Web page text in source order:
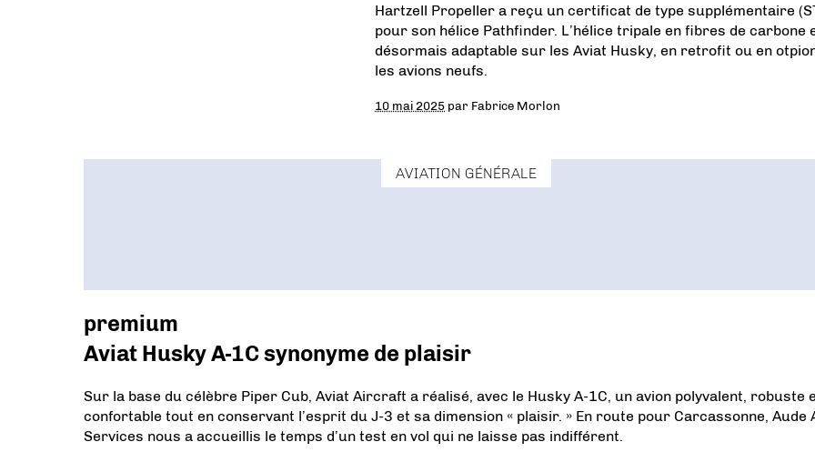
Hartzell Propeller a reçu un certificat de type supplémentaire
pour son hélice Pathfinder. L’hélice tripale en fibres de carbone
désormais adaptable sur les Aviat Husky, en retrofit ou en
les avions neufs.
10 mai 2025 par Fabrice Morlon
AVIATION GÉNÉRALE
premium
Aviat Husky A-1C synonyme de plaisir
Sur la base du célèbre Piper Cub, Aviat Aircraft a réalisé, avec le Husky A-1C, un avion polyvalent, robuste
confortable tout en conservant l’esprit du J-3 et sa dimension « plaisir. » En route pour Carcassonne, Aude
Services nous a accueillis le temps d’un test en vol qui ne laisse pas indifférent.